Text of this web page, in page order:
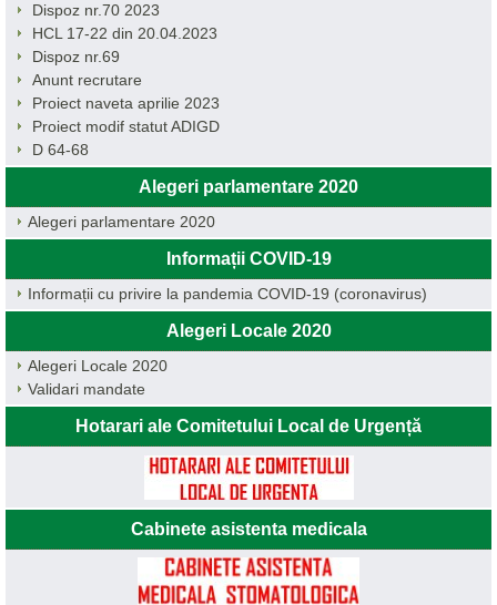
Dispoz nr.70 2023
HCL 17-22 din 20.04.2023
Dispoz nr.69
Anunt recrutare
Proiect naveta aprilie 2023
Proiect modif statut ADIGD
D 64-68
Alegeri parlamentare 2020
Alegeri parlamentare 2020
Informații COVID-19
Informații cu privire la pandemia COVID-19 (coronavirus)
Alegeri Locale 2020
Alegeri Locale 2020
Validari mandate
Hotarari ale Comitetului Local de Urgență
Cabinete asistenta medicala